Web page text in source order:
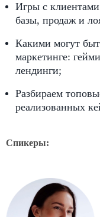
Игры с
базы, продаж и
Какими могут
маркетинге:
лендинги;
Разбираем
реализованных
Спикеры: